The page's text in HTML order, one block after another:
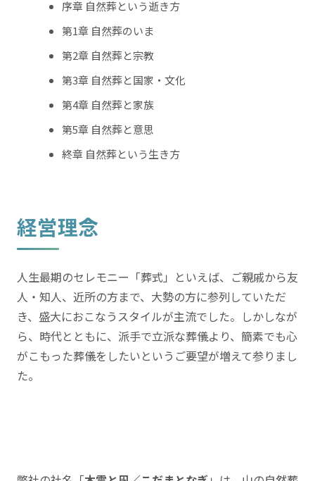
序章 自然葬という逝き方
第1章 自然葬のいま
第2章 自然葬と宗教
第3章 自然葬と国家・文化
第4章 自然葬と家族
第5章 自然葬と意思
終章 自然葬という生き方
経営理念
人生最期のセレモニー「葬式」といえば、ご親戚から友
人・知人、近所の方まで、大勢の方に参列していただ
き、盛大におこなうスタイルが主流でした。しかしなが
ら、時代とともに、派手で立派な葬儀より、簡素でも心
がこもった葬儀をしたいというご要望が増えて参りまし
た。